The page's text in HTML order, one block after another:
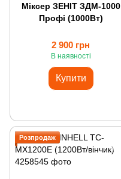
Міксер ЗЕНІТ ЗДМ-1000
Профі (1000Вт)
2 900 грн
В наявності
Купити
Розпродаж